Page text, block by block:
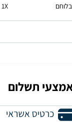
X
1
תשלום